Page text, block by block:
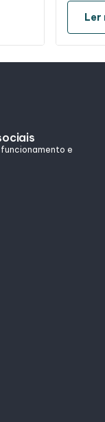
Ler
e